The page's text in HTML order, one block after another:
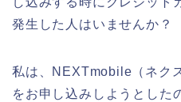
発生した人はいませんか？
私は、NEXTmobile（ネク
をお申し込みしようとした